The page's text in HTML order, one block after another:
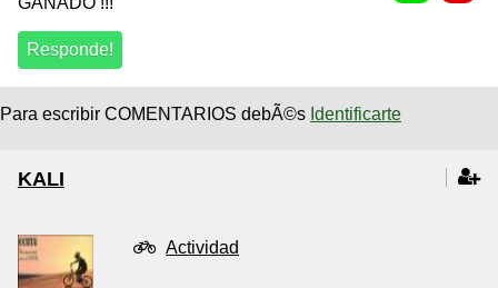
Para escribir COMENTARIOS debÃ©s Identificarte
KALI
Actividad